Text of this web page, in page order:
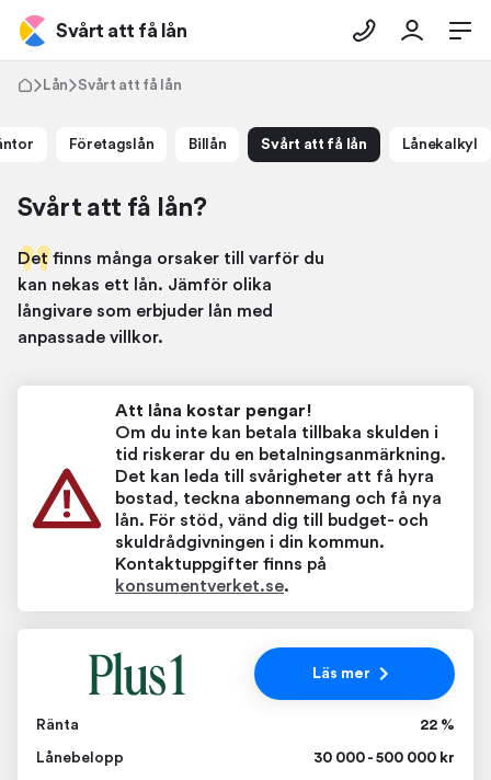
Svårt att få lån
Lån Svårt att få lån
Företagslån Billån Svårt att få lån Lånekalkyl
Svårt att få lån?
Det finns många orsaker till varför du
kan nekas ett lån. Jämför olika
långivare som erbjuder lån med
anpassade villkor.
Att låna kostar pengar!
Om du inte kan betala tillbaka skulden i
tid riskerar du en betalningsanmärkning.
Det kan leda till svårigheter att få hyra
bostad, teckna abonnemang och få nya
lån. För stöd, vänd dig till budget- och
skuldrådgivningen i din kommun.
Kontaktuppgifter finns på
konsumentverket.se.
Ränta 22 %
Lånebelopp 30 000 - 500 000 kr
Läs mer